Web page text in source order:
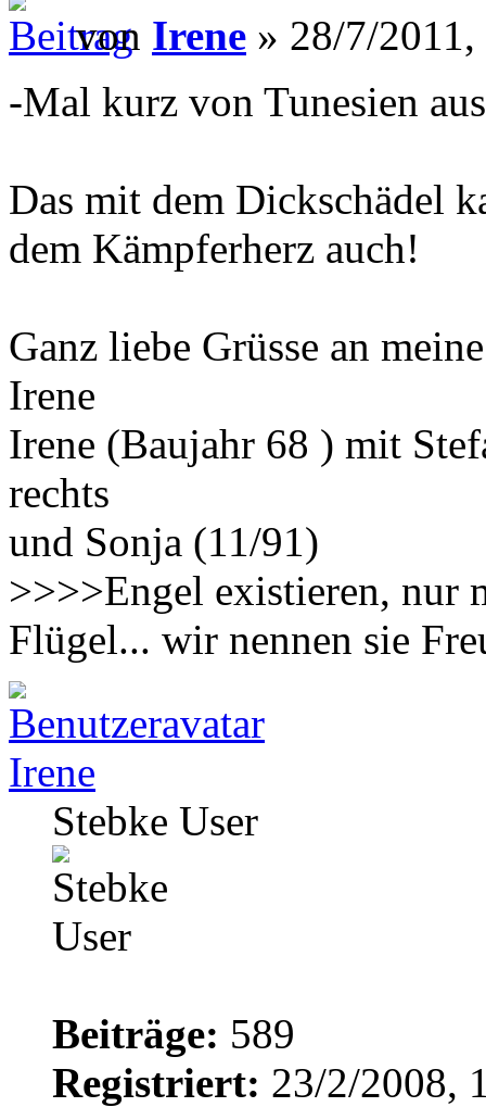
von Irene » 28/7/
-Mal kurz von Tunesien
Das mit dem Dickschädel
dem Kämpferherz auch!
Ganz liebe Grüsse an
Irene
Irene (Baujahr 68 ) mit
rechts
und Sonja (11/91)
>>>>Engel existieren, nur
Flügel... wir nennen sie
Irene
Stebke User
Beiträge: 589
Registriert: 23/2/2008,